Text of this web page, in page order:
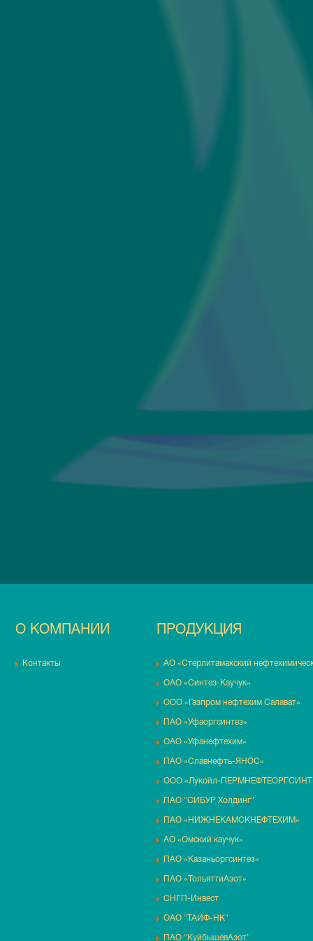
О КОМПАНИИ
Контакты
ПРОДУКЦИЯ
АО «Стерлитамакский
ОАО «Синтез-Каучук»
ООО «Газпром нефтехим Салават»
ПАО «Уфаоргсинтез»
ОАО «Уфанефтехим»
ПАО «Славнефть-ЯНОС»
ООО «Лукойл-
ПАО "СИБУР Холдинг"
ПАО «НИЖНЕКАМСКНЕФТЕХИМ»
АО «Омский каучук»
ПАО «Казаньоргсинтез»
ПАО «ТольяттиАзот»
СНГП-Инвест
ОАО "ТАИФ-НК"
ПАО "КуйбышевАзот"